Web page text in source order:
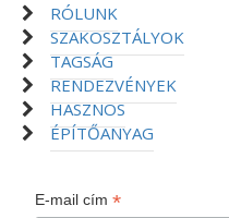
RÓLUNK
SZAKOSZTÁLYOK
TAGSÁG
RENDEZVÉNYEK
HASZNOS
ÉPÍTŐANYAG
E-mail cím*